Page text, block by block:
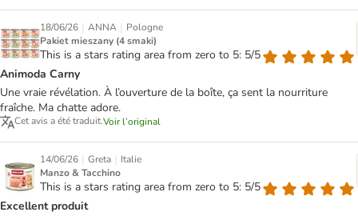
18/06/26 | ANNA | Pologne
Pakiet mieszany (4 smaki)
This is a stars rating area from zero to 5: 5/5
Animoda Carny
Une vraie révélation. À l’ouverture de la boîte, ça sent la nourriture
fraîche. Ma chatte adore.
Cet avis a été traduit.Voir l’original
14/06/26 | Greta | Italie
Manzo & Tacchino
This is a stars rating area from zero to 5: 5/5
Excellent produit